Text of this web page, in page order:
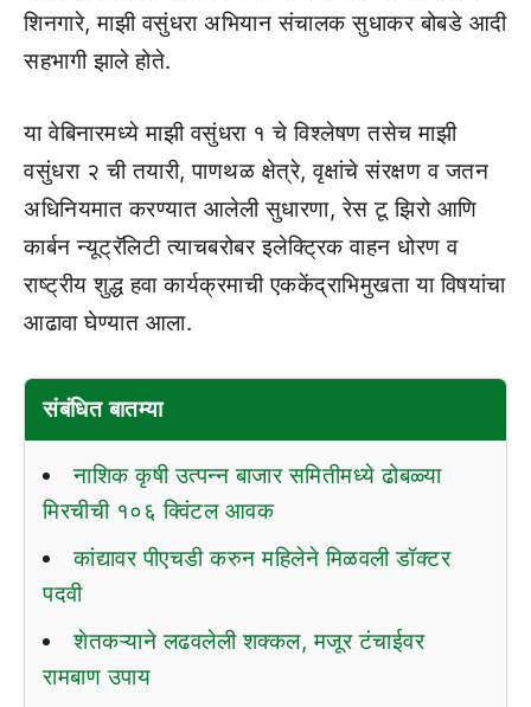
शिनगारे, माझी वसुंधरा अभियान संचालक सुधाकर बोबडे आदी
सहभागी झाले होते.
या वेबिनारमध्ये माझी वसुंधरा १ चे विश्लेषण तसेच माझी
वसुंधरा २ ची तयारी, पाणथळ क्षेत्रे, वृक्षांचे संरक्षण व जतन
अधिनियमात करण्यात आलेली सुधारणा, रेस टू झिरो आणि
कार्बन न्यूट्रॅलिटी त्याचबरोबर इलेक्ट्रिक वाहन धोरण व
राष्ट्रीय शुद्ध हवा कार्यक्रमाची एककेंद्राभिमुखता या विषयांचा
आढावा घेण्यात आला.
संबंधित बातम्या
नाशिक कृषी उत्पन्न बाजार समितीमध्ये ढोबळ्या
मिरचीची १०६ क्विंटल आवक
कांद्यावर पीएचडी करुन महिलेने मिळवली डॉक्टर
पदवी
शेतकऱ्याने लढवलेली शक्कल, मजूर टंचाईवर
रामबाण उपाय